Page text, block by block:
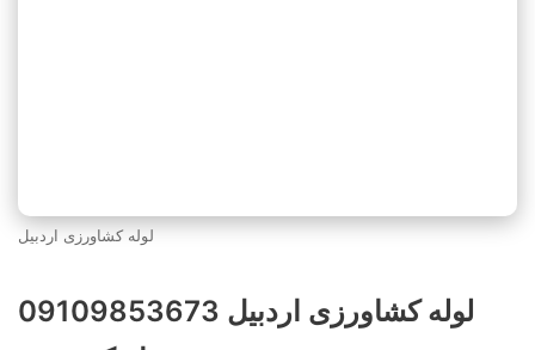
لوله کشاورزی اردبیل
لوله کشاورزی اردبیل 09109853673